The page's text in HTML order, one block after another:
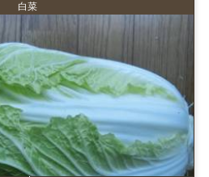
白菜